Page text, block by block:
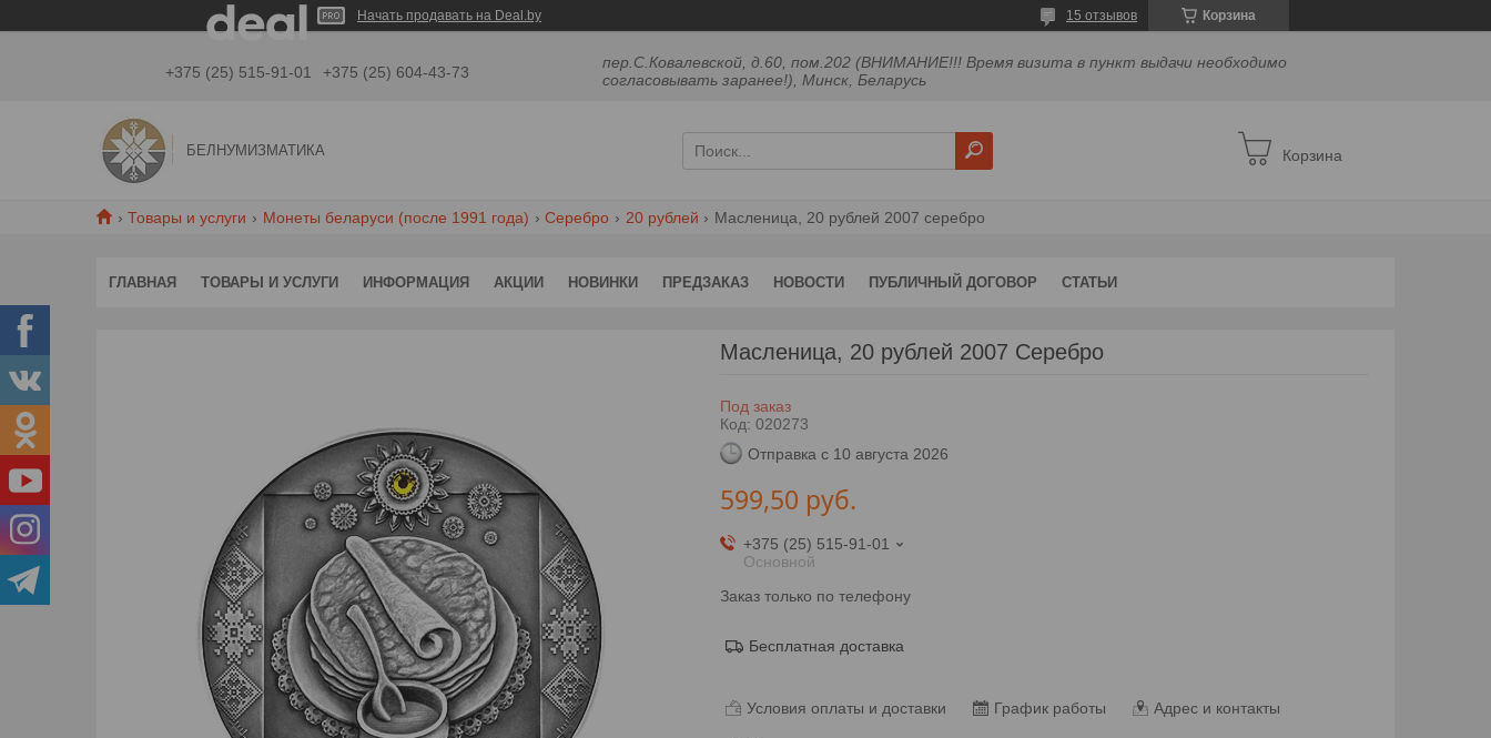
Начать продавать на Deal.by Корзина
15 отзывов
+375 (25) 515-91-01 +375 (25) 604-43-73
пер.С.Ковалевской, д.60, пом.202 (ВНИМАНИЕ!!! Время визита в пункт выдачи необходимо
согласовывать заранее!), Минск, Беларусь
БЕЛНУМИЗМАТИКА Корзина
Товары и услуги Монеты беларуси (после 1991 года) Серебро 20 рублей Масленица, 20 рублей 2007 серебро
ГЛАВНАЯ ТОВАРЫ И УСЛУГИ ИНФОРМАЦИЯ АКЦИИ НОВИНКИ ПРЕДЗАКАЗ НОВОСТИ ПУБЛИЧНЫЙ ДОГОВОР СТАТЬИ
Масленица, 20 рублей 2007 Серебро
Под заказ
Код: 020273
Отправка с 10 августа 2026
599,50 руб.
+375 (25) 515-91-01
Основной
Заказ только по телефону
Бесплатная доставка
Условия оплаты и доставки График работы Адрес и контакты